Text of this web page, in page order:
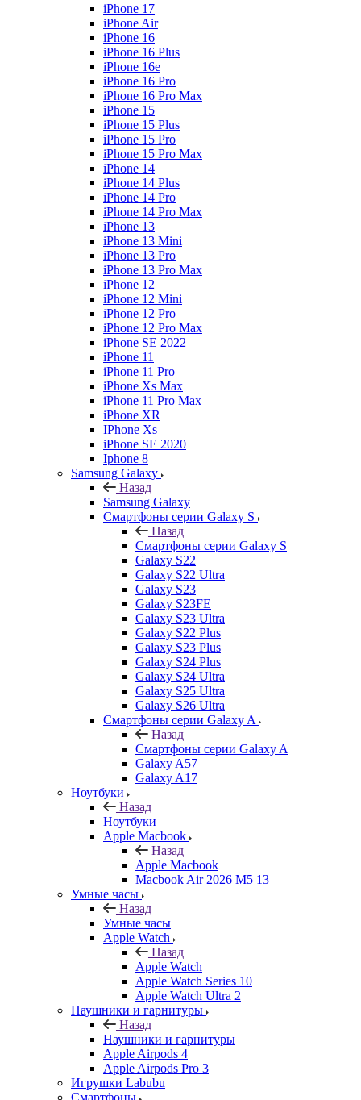
iPhone 17
iPhone Air
iPhone 16
iPhone 16 Plus
iPhone 16e
iPhone 16 Pro
iPhone 16 Pro Max
iPhone 15
iPhone 15 Plus
iPhone 15 Pro
iPhone 15 Pro Max
iPhone 14
iPhone 14 Plus
iPhone 14 Pro
iPhone 14 Pro Max
iPhone 13
iPhone 13 Mini
iPhone 13 Pro
iPhone 13 Pro Max
iPhone 12
iPhone 12 Mini
iPhone 12 Pro
iPhone 12 Pro Max
iPhone SE 2022
iPhone 11
iPhone 11 Pro
iPhone Xs Max
iPhone 11 Pro Max
iPhone XR
IPhone Xs
iPhone SE 2020
Iphone 8
Samsung Galaxy
Назад
Samsung Galaxy
Смартфоны серии Galaxy S
Назад
Смартфоны серии Galaxy S
Galaxy S22
Galaxy S22 Ultra
Galaxy S23
Galaxy S23FE
Galaxy S23 Ultra
Galaxy S22 Plus
Galaxy S23 Plus
Galaxy S24 Plus
Galaxy S24 Ultra
Galaxy S25 Ultra
Galaxy S26 Ultra
Смартфоны серии Galaxy A
Назад
Смартфоны серии Galaxy A
Galaxy A57
Galaxy A17
Ноутбуки
Назад
Ноутбуки
Apple Macbook
Назад
Apple Macbook
Macbook Air 2026 M5 13
Умные часы
Назад
Умные часы
Apple Watch
Назад
Apple Watch
Apple Watch Series 10
Apple Watch Ultra 2
Наушники и гарнитуры
Назад
Наушники и гарнитуры
Apple Airpods 4
Apple Airpods Pro 3
Игрушки Labubu
Смартфоны